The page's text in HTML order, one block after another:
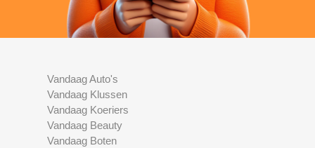
Vandaag Auto's
Vandaag Klussen
Vandaag Koeriers
Vandaag Beauty
Vandaag Boten